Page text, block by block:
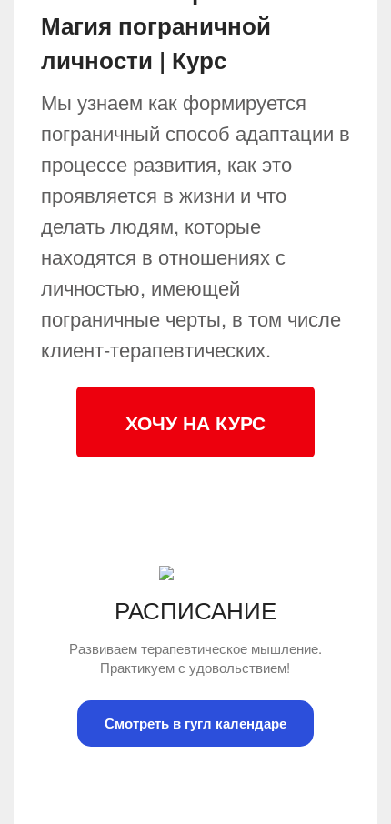
Магия пограничной
личности | Курс
Мы узнаем как формируется
пограничный способ адаптации в
процессе развития, как это
проявляется в жизни и что
делать людям, которые
находятся в отношениях с
личностью, имеющей
пограничные черты, в том числе
клиент-терапевтических.
ХОЧУ НА КУРС
РАСПИСАНИЕ
Развиваем терапевтическое мышление.
Практикуем с удовольствием!
Смотреть в гугл календаре